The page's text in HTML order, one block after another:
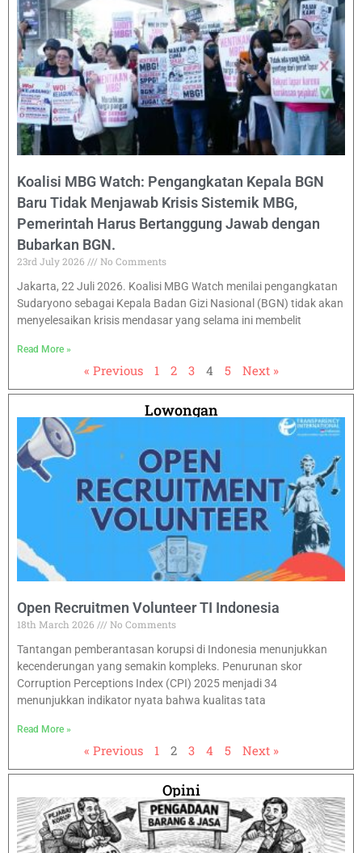
Koalisi MBG Watch: Pengangkatan Kepala BGN
Baru Tidak Menjawab Krisis Sistemik MBG,
Pemerintah Harus Bertanggung Jawab dengan
Bubarkan BGN.
23rd July 2026
No Comments
Jakarta, 22 Juli 2026. Koalisi MBG Watch menilai pengangkatan
Sudaryono sebagai Kepala Badan Gizi Nasional (BGN) tidak akan
menyelesaikan krisis mendasar yang selama ini membelit
Read More »
« Previous 1 2 3 4 5 Next »
Lowongan
Open Recruitmen Volunteer TI Indonesia
18th March 2026
No Comments
Tantangan pemberantasan korupsi di Indonesia menunjukkan
kecenderungan yang semakin kompleks. Penurunan skor
Corruption Perceptions Index (CPI) 2025 menjadi 34
menunjukkan indikator nyata bahwa kualitas tata
Read More »
« Previous 1 2 3 4 5 Next »
Opini